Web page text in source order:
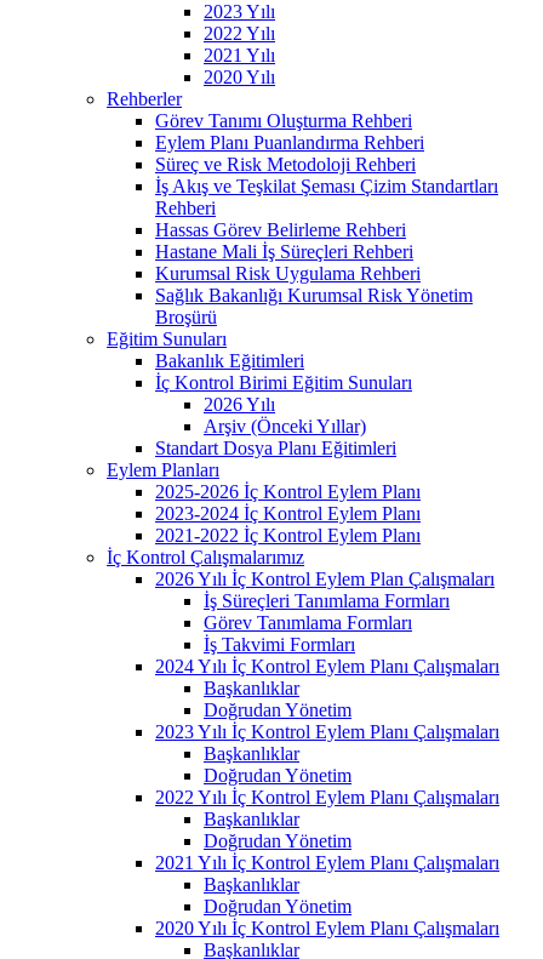
2023 Yılı
2022 Yılı
2021 Yılı
2020 Yılı
Rehberler
Görev Tanımı Oluşturma Rehberi
Eylem Planı Puanlandırma Rehberi
Süreç ve Risk Metodoloji Rehberi
İş Akış ve Teşkilat Şeması Çizim Standartları
Rehberi
Hassas Görev Belirleme Rehberi
Hastane Mali İş Süreçleri Rehberi
Kurumsal Risk Uygulama Rehberi
Sağlık Bakanlığı Kurumsal Risk Yönetim
Broşürü
Eğitim Sunuları
Bakanlık Eğitimleri
İç Kontrol Birimi Eğitim Sunuları
2026 Yılı
Arşiv (Önceki Yıllar)
Standart Dosya Planı Eğitimleri
Eylem Planları
2025-2026 İç Kontrol Eylem Planı
2023-2024 İç Kontrol Eylem Planı
2021-2022 İç Kontrol Eylem Planı
İç Kontrol Çalışmalarımız
2026 Yılı İç Kontrol Eylem Plan Çalışmaları
İş Süreçleri Tanımlama Formları
Görev Tanımlama Formları
İş Takvimi Formları
2024 Yılı İç Kontrol Eylem Planı Çalışmaları
Başkanlıklar
Doğrudan Yönetim
2023 Yılı İç Kontrol Eylem Planı Çalışmaları
Başkanlıklar
Doğrudan Yönetim
2022 Yılı İç Kontrol Eylem Planı Çalışmaları
Başkanlıklar
Doğrudan Yönetim
2021 Yılı İç Kontrol Eylem Planı Çalışmaları
Başkanlıklar
Doğrudan Yönetim
2020 Yılı İç Kontrol Eylem Planı Çalışmaları
Başkanlıklar